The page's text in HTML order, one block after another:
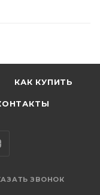
КАК КУПИТЬ
ЗВОНОК